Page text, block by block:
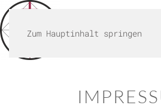
Zum Hauptinhalt springen